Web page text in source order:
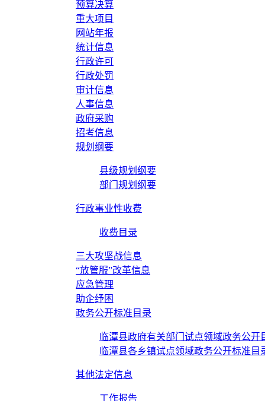
预算决算
重大项目
网站年报
统计信息
行政许可
行政处罚
审计信息
人事信息
政府采购
招考信息
规划纲要
县级规划纲要
部门规划纲要
行政事业性收费
收费目录
三大攻坚战信息
“放管服”改革信息
应急管理
助企纾困
政务公开标准目录
临潭县政府有关部门试点领域政务公开
临潭县各乡镇试点领域政务公开标准目
其他法定信息
工作报告